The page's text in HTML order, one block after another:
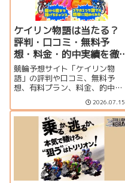
ケイリン物語は当たる？
評判・口コミ・無料予
想・料金・的中実績を徹
底検証
競輪予想サイト「ケイリン物
語」の評判や口コミ、無料予
想、有料プラン、料金、的中実
績、安全性を徹底検証。登録特
典やサイトの特徴も初心者向け
に分かりやすく解説します。
2026.07.15